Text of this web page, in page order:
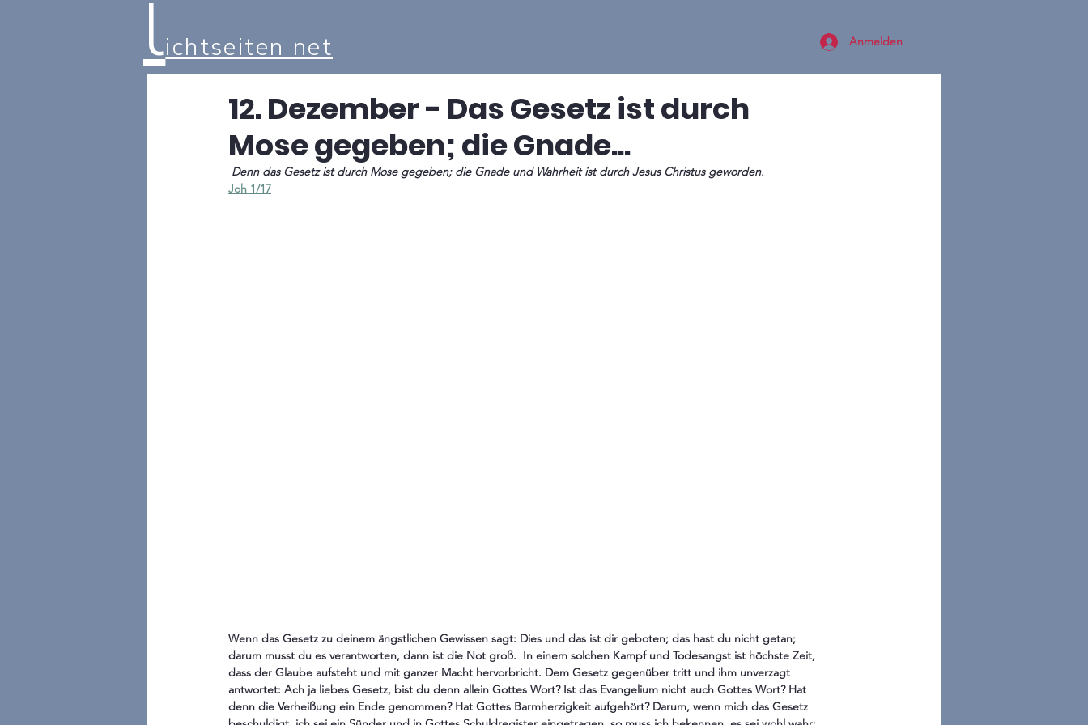
lichtseiten net Anmelden
12. Dezember - Das Gesetz ist durch
Mose gegeben; die Gnade...
Denn das Gesetz ist durch Mose gegeben; die Gnade und Wahrheit ist durch Jesus Christus geworden.
Joh 1/17
Wenn das Gesetz zu deinem ängstlichen Gewissen sagt: Dies und das ist dir geboten; das hast du nicht getan;
darum musst du es verantworten, dann ist die Not groß.  In einem solchen Kampf und Todesangst ist höchste Zeit,
dass der Glaube aufsteht und mit ganzer Macht hervorbricht. Dem Gesetz gegenüber tritt und ihm unverzagt
antwortet: Ach ja liebes Gesetz, bist du denn allein Gottes Wort? Ist das Evangelium nicht auch Gottes Wort? Hat
denn die Verheißung ein Ende genommen? Hat Gottes Barmherzigkeit aufgehört? Darum, wenn mich das Gesetz